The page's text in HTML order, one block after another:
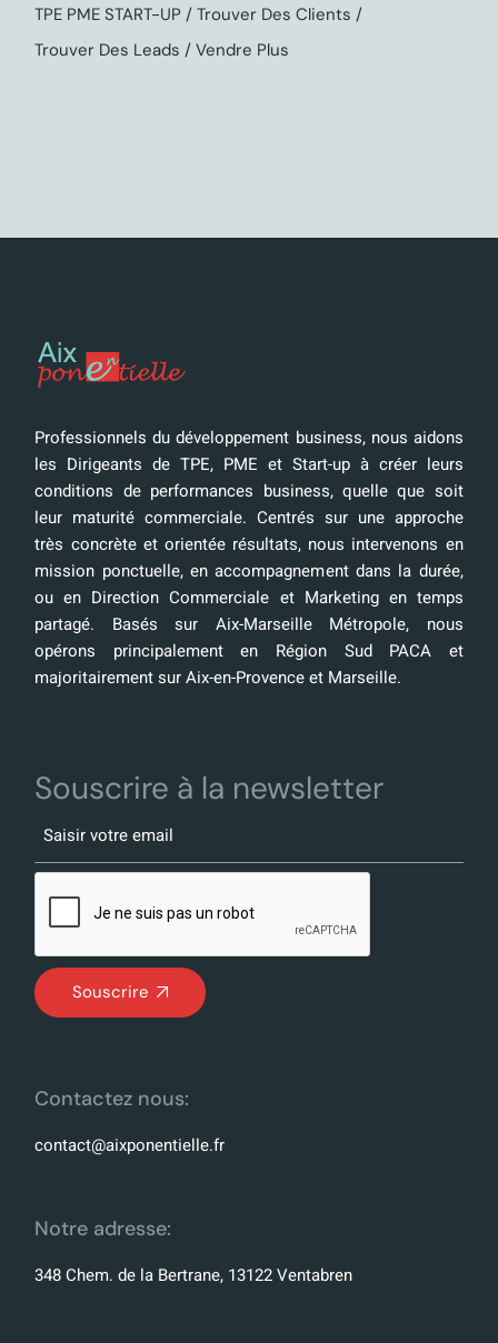
TPE PME START-UP
Trouver Des Clients
Trouver Des Leads
Vendre Plus
Professionnels du développement business, nous aidons
les Dirigeants de TPE, PME et Start-up à créer leurs
conditions de performances business, quelle que soit
leur maturité commerciale. Centrés sur une approche
très concrète et orientée résultats, nous intervenons en
mission ponctuelle, en accompagnement dans la durée,
ou en Direction Commerciale et Marketing en temps
partagé. Basés sur Aix-Marseille Métropole, nous
opérons principalement en Région Sud PACA et
majoritairement sur Aix-en-Provence et Marseille.
Souscrire à la newsletter
Souscrire
Contactez nous:
contact@aixponentielle.fr
Notre adresse:
348 Chem. de la Bertrane, 13122 Ventabren